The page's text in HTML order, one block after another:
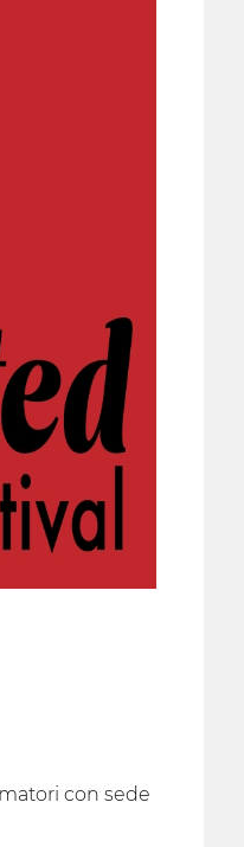
con sede